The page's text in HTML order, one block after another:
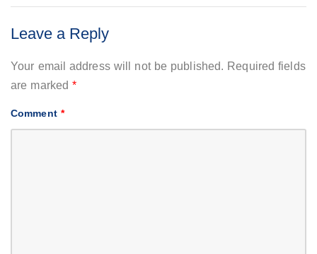
Leave a Reply
Your email address will not be published. Required fields
are marked*
Comment *